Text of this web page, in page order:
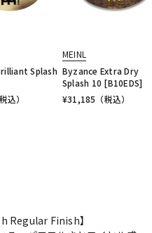
Splash
込）
MEINL
Byzance Extra Dry
Splash 10 [B10EDS]
¥31,185 （税込）
Regular Finish】